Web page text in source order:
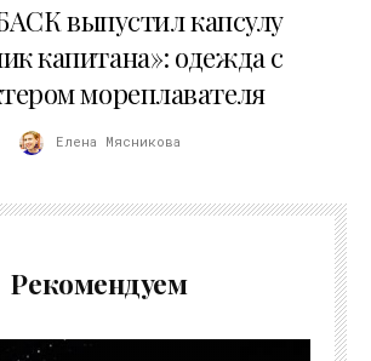
выпустил капсулу
капитана»: одежда с
мореплавателя
Елена Мясникова
Рекомендуем